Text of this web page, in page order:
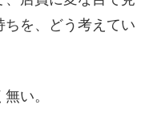
ちを、どう考えてい
い。